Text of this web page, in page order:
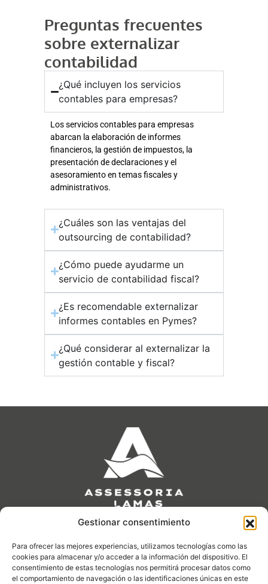
Gestionar consentimiento
Para ofrecer las mejores experiencias, utilizamos tecnologías como las
cookies para almacenar y/o acceder a la información del dispositivo. El
consentimiento de estas tecnologías nos permitirá procesar datos como
el comportamiento de navegación o las identificaciones únicas en este
Preguntas frecuentes
sobre externalizar
contabilidad
¿Qué incluyen los servicios
contables para empresas?
Los servicios contables para empresas
abarcan la elaboración de informes
financieros, la gestión de impuestos, la
presentación de declaraciones y el
asesoramiento en temas fiscales y
administrativos.
¿Cuáles son las ventajas del
outsourcing de contabilidad?
¿Cómo puede ayudarme un
servicio de contabilidad fiscal?
¿Es recomendable externalizar
informes contables en Pymes?
¿Qué considerar al externalizar la
gestión contable y fiscal?
Nos encontramos en
Horario
Lunes a viernes de 8.00 a 13.30 y de 15.30 a 18.00
Escribenos a